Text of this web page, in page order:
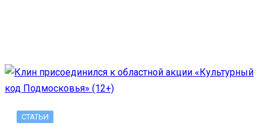
СТАТЬИ